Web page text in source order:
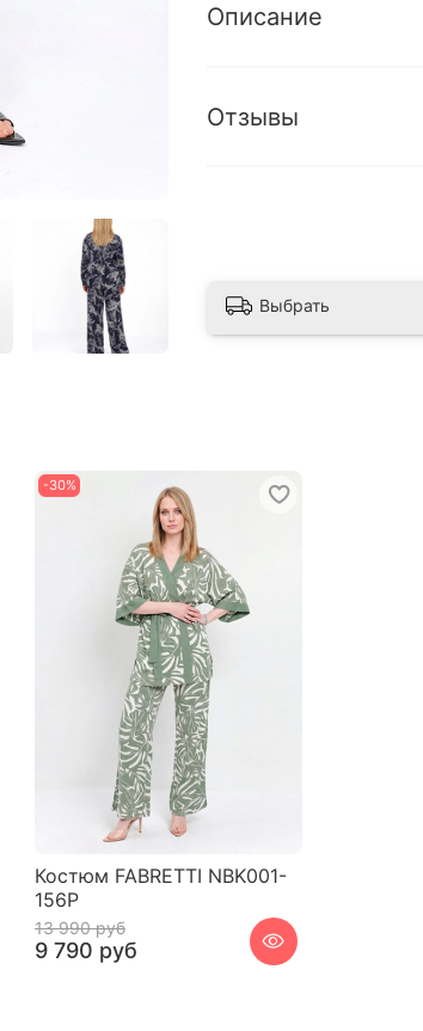
Описание
Отзывы
Выбрать
-30%
Костюм FABRETTI NBK001-
156P
13 990 руб
9 790 руб